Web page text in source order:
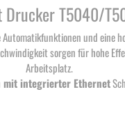
Drucker T5040/
und eine
sorgen für hohe
Arbeitsplatz.
mit integrierter Ethernet